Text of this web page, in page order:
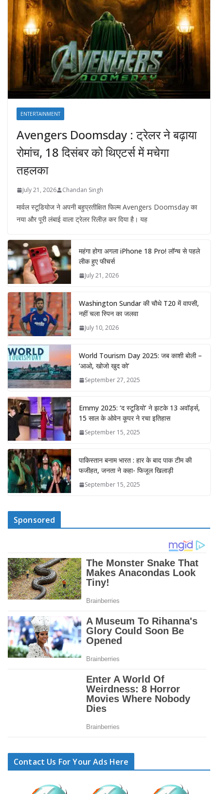
ENTERTAINMENT
Avengers Doomsday : ट्रेलर ने बढ़ाया
रोमांच, 18 दिसंबर को थिएटर्स में मचेगा
तहलका
July 21, 2026 Chandan Singh
मार्वल स्टूडियोज ने अपनी बहुप्रतीक्षित फिल्म Avengers Doomsday का
नया और पूरी लंबाई वाला ट्रेलर रिलीज़ कर दिया है। यह
महंगा होगा अगला iPhone 18 Pro! लॉन्च से पहले
लीक हुए फीचर्स
July 21, 2026
Washington Sundar की चौथे T20 में वापसी,
नहीं चला स्पिन का जलवा
July 10, 2026
World Tourism Day 2025: जब काशी बोली –
‘आओ, खोजो खुद को’
September 27, 2025
Emmy 2025: ‘द स्टूडियो’ ने झटके 13 अवॉर्ड्स,
15 साल के ओवेन कूपर ने रचा इतिहास
September 15, 2025
पाकिस्तान बनाम भारत : हार के बाद पाक टीम की
फजीहत, जनता ने कहा- फिजूल खिलाड़ी
September 15, 2025
Sponsored
Contact Us For Your Ads Here